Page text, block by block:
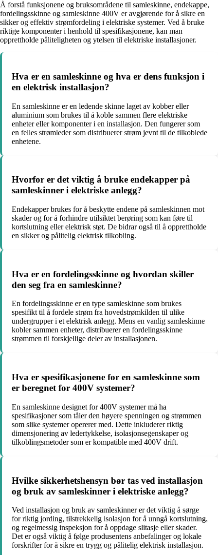
Å forstå funksjonene og bruksområdene til samleskinne, endekappe,
fordelingsskinne og samleskinne 400V er avgjørende for å sikre en
sikker og effektiv strømfordeling i elektriske systemer. Ved å bruke
riktige komponenter i henhold til spesifikasjonene, kan man
opprettholde påliteligheten og ytelsen til elektriske installasjoner.
Hva er en samleskinne og hva er dens funksjon i
en elektrisk installasjon?
En samleskinne er en ledende skinne laget av kobber eller
aluminium som brukes til å koble sammen flere elektriske
enheter eller komponenter i en installasjon. Den fungerer som
en felles strømleder som distribuerer strøm jevnt til de tilkoblede
enhetene.
Hvorfor er det viktig å bruke endekapper på
samleskinner i elektriske anlegg?
Endekapper brukes for å beskytte endene på samleskinnen mot
skader og for å forhindre utilsiktet berøring som kan føre til
kortslutning eller elektrisk støt. De bidrar også til å opprettholde
en sikker og pålitelig elektrisk tilkobling.
Hva er en fordelingsskinne og hvordan skiller
den seg fra en samleskinne?
En fordelingsskinne er en type samleskinne som brukes
spesifikt til å fordele strøm fra hovedstrømkilden til ulike
undergrupper i et elektrisk anlegg. Mens en vanlig samleskinne
kobler sammen enheter, distribuerer en fordelingsskinne
strømmen til forskjellige deler av installasjonen.
Hva er spesifikasjonene for en samleskinne som
er beregnet for 400V systemer?
En samleskinne designet for 400V systemer må ha
spesifikasjoner som tåler den høyere spenningen og strømmen
som slike systemer opererer med. Dette inkluderer riktig
dimensjonering av ledertykkelse, isolasjonsegenskaper og
tilkoblingsmetoder som er kompatible med 400V drift.
Hvilke sikkerhetshensyn bør tas ved installasjon
og bruk av samleskinner i elektriske anlegg?
Ved installasjon og bruk av samleskinner er det viktig å sørge
for riktig jording, tilstrekkelig isolasjon for å unngå kortslutning,
og regelmessig inspeksjon for å oppdage slitasje eller skader.
Det er også viktig å følge produsentens anbefalinger og lokale
forskrifter for å sikre en trygg og pålitelig elektrisk installasjon.